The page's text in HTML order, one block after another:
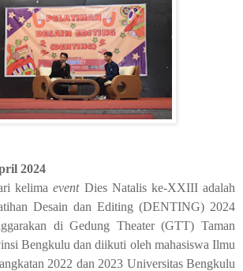
2024
kelimaeventDies Nataliske-XXIIIadalah
Desain dan Editing (DENTING) 2024
di Gedung Theater (GTT) Taman
Bengkulu dan diikuti oleh mahasiswa Ilmu
angkatan 2022 dan 2023 Universitas Bengkulu